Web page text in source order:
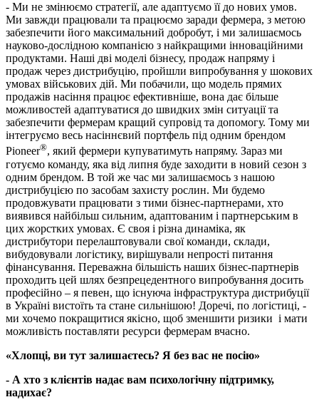
- Ми не змінюємо стратегії, але адаптуємо її до нових умов.
Ми завжди працювали та працюємо заради фермера, з метою
забезпечити його максимальний добробут, і ми залишаємось
науково-дослідною компанією з найкращими інноваційними
продуктами. Наші дві моделі бізнесу, продаж напряму і
продаж через дистрибуцію, пройшли випробування у шокових
умовах військових дій. Ми побачили, що модель прямих
продажів насіння працює ефективніше, вона дає більше
можливостей адаптуватися до швидких змін ситуації та
забезпечити фермерам кращий супровід та допомогу. Тому ми
інтегруємо весь насіннєвий портфель під одним брендом
Pioneer®, який фермери купуватимуть напряму. Зараз ми
готуємо команду, яка від липня буде заходити в новий сезон з
одним брендом. В той же час ми залишаємось з нашою
дистрибуцією по засобам захисту рослин. Ми будемо
продовжувати працювати з тими бізнес-партнерами, хто
виявився найбільш сильним, адаптованим і партнерським в
цих жорстких умовах. Є своя і різна динаміка, як
дистрибутори перелаштовували свої команди, склади,
вибудовували логістику, вирішували непрості питання
фінансування. Переважна більшість наших бізнес-партнерів
проходить цей шлях безпрецедентного випробування досить
професійно – я певен, що існуюча інфраструктура дистрибуції
в Україні вистоїть та стане сильнішою! Доречі, по логістиці, -
ми хочемо покращитися якісно, щоб зменшити ризики і мати
можливість поставляти ресурси фермерам вчасно.
«Хлопці, ви тут залишаєтесь? Я без вас не посію»
- А хто з клієнтів надає вам психологічну підтримку,
надихає?